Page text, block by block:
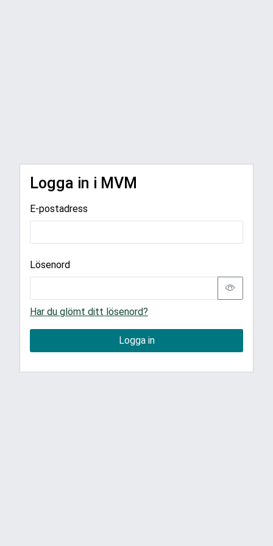
Logga in i MVM
E-postadress
Lösenord
Har du glömt ditt lösenord?
Logga in